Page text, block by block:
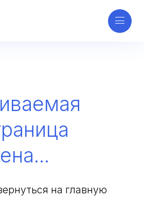
на главную